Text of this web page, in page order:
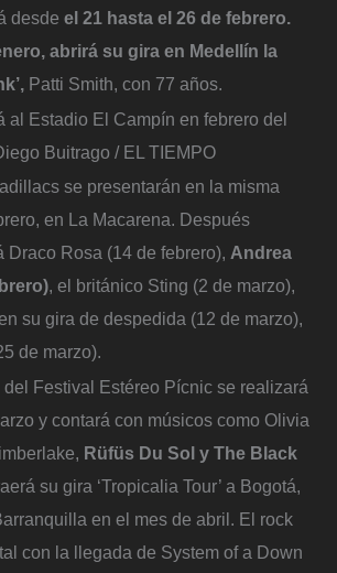
desde el 21 hasta el 26 de febrero.
abrirá su gira en Medellín la
Patti Smith, con 77 años.
al Estadio El Campín en febrero del
Buitrago / EL TIEMPO
se presentarán en la misma
en La Macarena. Después
Draco Rosa (14 de febrero), Andrea
, el británico Sting (2 de marzo),
su gira de despedida (12 de marzo),
de marzo).
Festival Estéreo Pícnic se realizará
y contará con músicos como Olivia
Rüfüs Du Sol y The Black
su gira ‘Tropicalia Tour’ a Bogotá,
en el mes de abril. El rock
con la llegada de System of a Down